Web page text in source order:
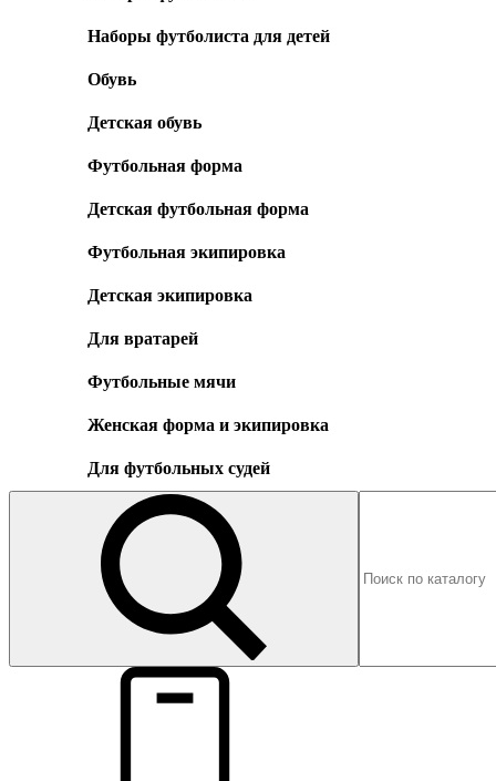
Наборы футболиста для детей
Обувь
Детская обувь
Футбольная форма
Детская футбольная форма
Футбольная экипировка
Детская экипировка
Для вратарей
Футбольные мячи
Женская форма и экипировка
Для футбольных судей